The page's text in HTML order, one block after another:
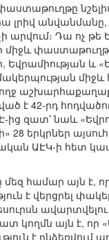
լրիվ
արվում։ Դա ոչ
փաստաթուղթ
և
է 42-րդ
ից զատ՝ նաև
28 երկրներ
ԱԷԿ-ի հետ
մեզ համար այն է,
է վերցրել
ավարտվելու
կողմն այն է, որ
է ընձեռվում